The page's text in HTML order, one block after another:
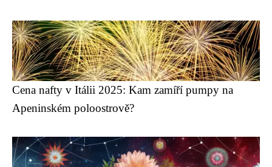
Cena nafty v Itálii 2025: Kam zamíří pumpy na
Apeninském poloostrově?